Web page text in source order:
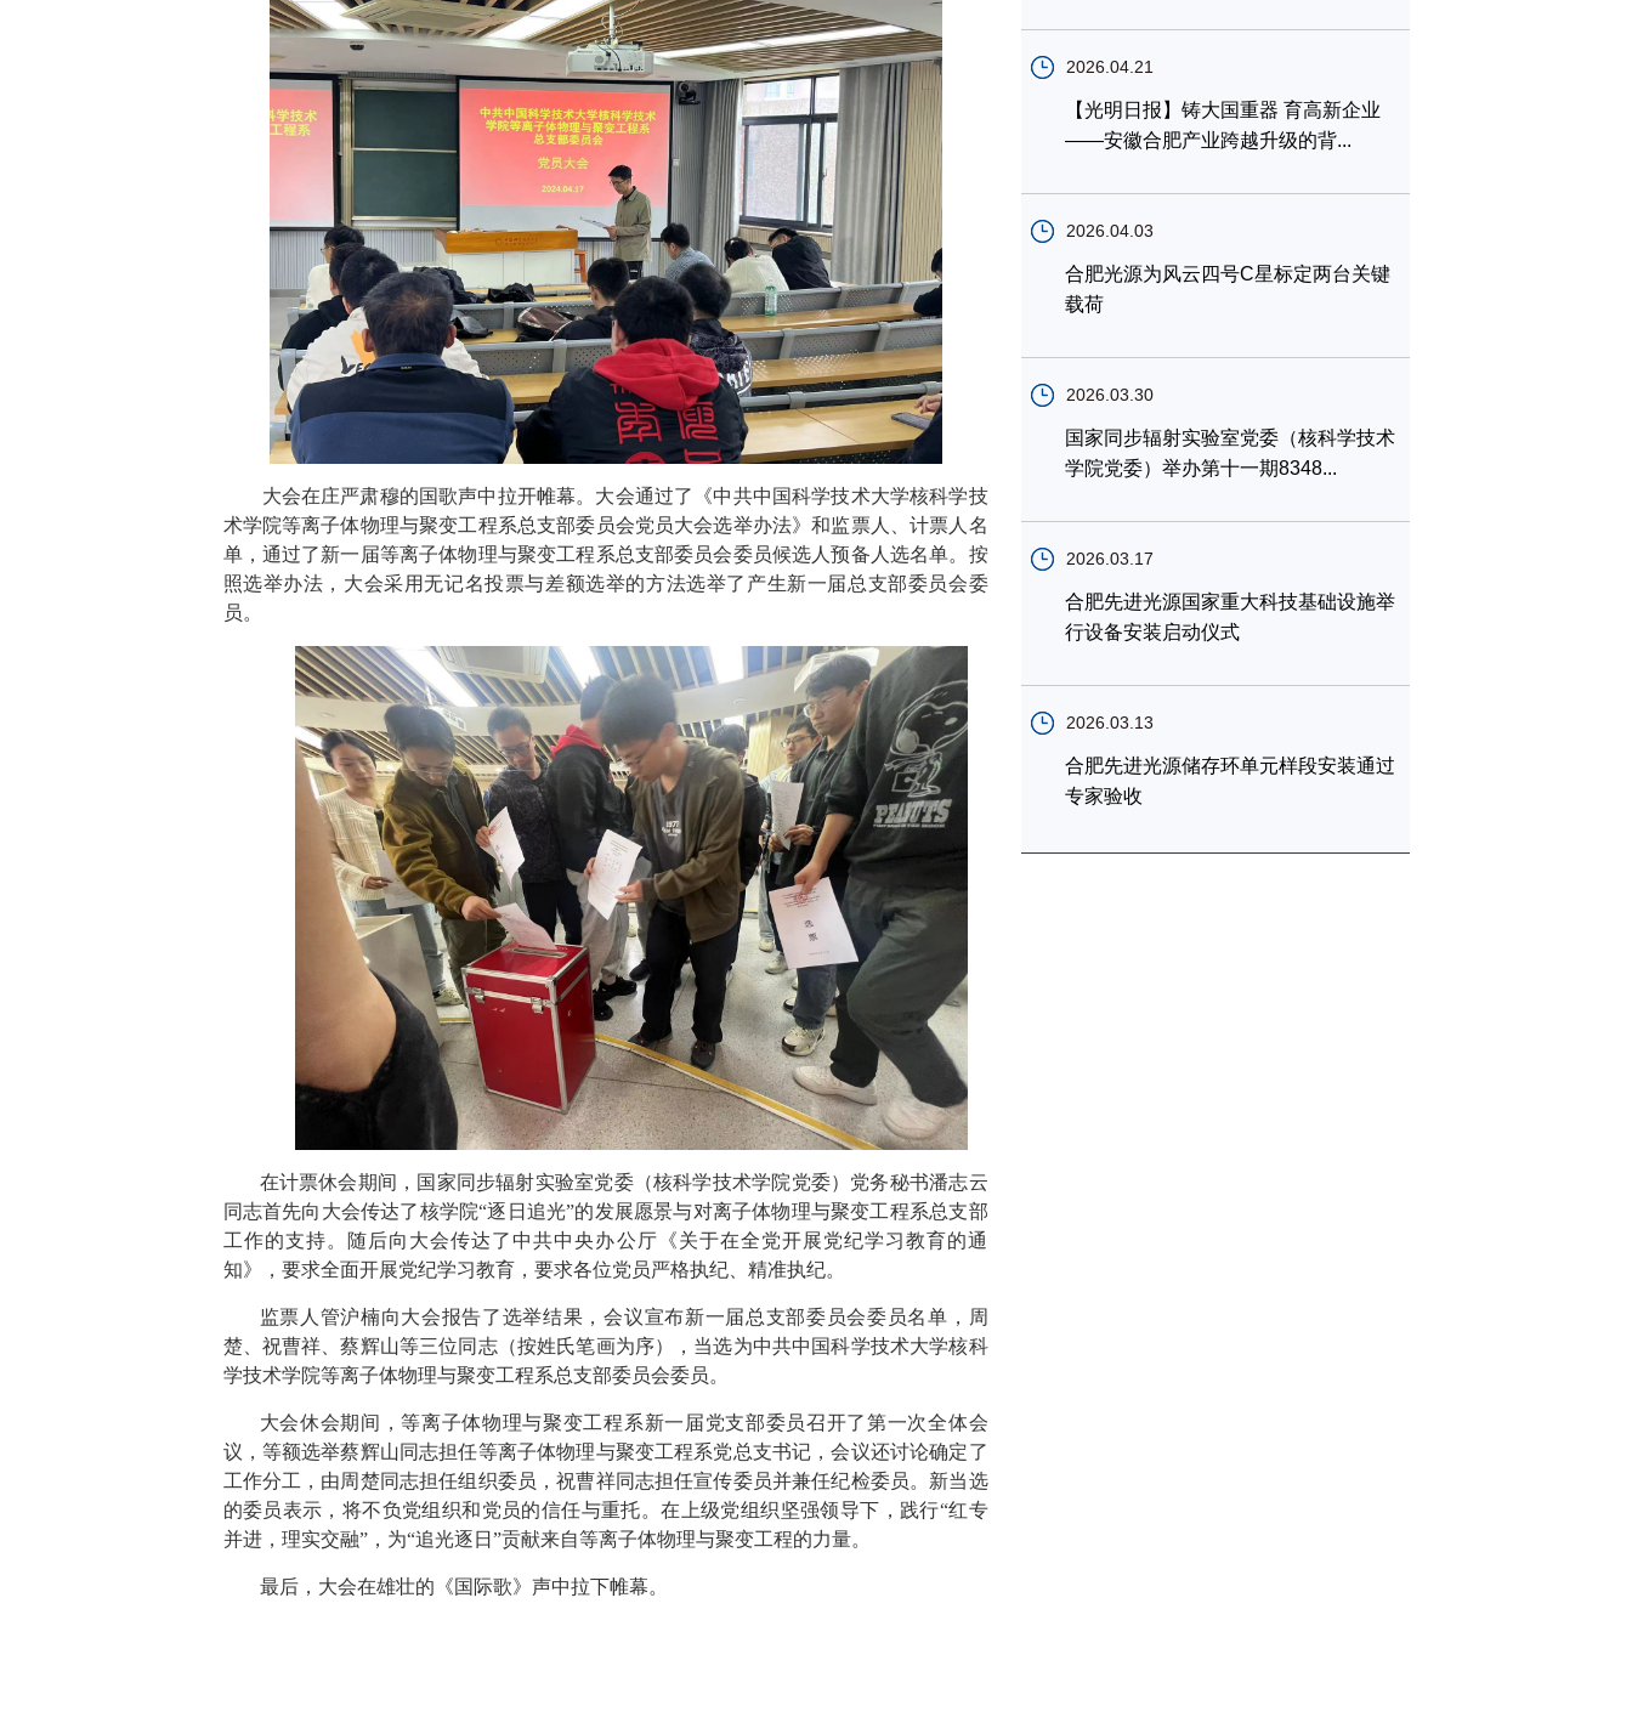
2026.04.21
【光明日报】铸大国重器 育高新企业
——安徽合肥产业跨越升级的背...
2026.04.03
合肥光源为风云四号C星标定两台关键
载荷
2026.03.30
国家同步辐射实验室党委（核科学技术
学院党委）举办第十一期8348...
2026.03.17
合肥先进光源国家重大科技基础设施举
行设备安装启动仪式
2026.03.13
合肥先进光源储存环单元样段安装通过
专家验收
大会在庄严肃穆的国歌声中拉开帷幕。大会通过了《中共中国科学技术大学核科学技
术学院等离子体物理与聚变工程系总支部委员会党员大会选举办法》和监票人、计票人名
单，通过了新一届等离子体物理与聚变工程系总支部委员会委员候选人预备人选名单。按
照选举办法，大会采用无记名投票与差额选举的方法选举了产生新一届总支部委员会委
员。
在计票休会期间，国家同步辐射实验室党委（核科学技术学院党委）党务秘书潘志云
同志首先向大会传达了核学院“逐日追光”的发展愿景与对离子体物理与聚变工程系总支部
工作的支持。随后向大会传达了中共中央办公厅《关于在全党开展党纪学习教育的通
知》，要求全面开展党纪学习教育，要求各位党员严格执纪、精准执纪。
监票人管沪楠向大会报告了选举结果，会议宣布新一届总支部委员会委员名单，周
楚、祝曹祥、蔡辉山等三位同志（按姓氏笔画为序），当选为中共中国科学技术大学核科
学技术学院等离子体物理与聚变工程系总支部委员会委员。
大会休会期间，等离子体物理与聚变工程系新一届党支部委员召开了第一次全体会
议，等额选举蔡辉山同志担任等离子体物理与聚变工程系党总支书记，会议还讨论确定了
工作分工，由周楚同志担任组织委员，祝曹祥同志担任宣传委员并兼任纪检委员。新当选
的委员表示，将不负党组织和党员的信任与重托。在上级党组织坚强领导下，践行“红专
并进，理实交融”，为“追光逐日”贡献来自等离子体物理与聚变工程的力量。
最后，大会在雄壮的《国际歌》声中拉下帷幕。